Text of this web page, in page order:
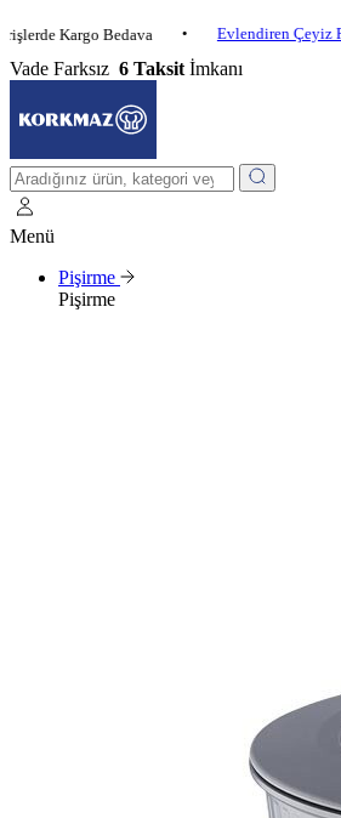
Bedava • Evlendiren Çeyiz Paketleri
Vade Farksız 6 Taksit İmkanı
Menü
Pişirme
Pişirme